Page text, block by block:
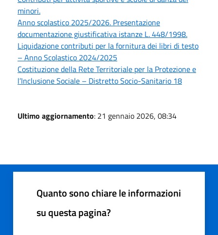
minori.
Anno scolastico 2025/2026. Presentazione
documentazione giustificativa istanze L. 448/1998.
Liquidazione contributi per la fornitura dei libri di testo
– Anno Scolastico 2024/2025
Costituzione della Rete Territoriale per la Protezione e
l’Inclusione Sociale – Distretto Socio-Sanitario 18
Ultimo aggiornamento: 21 gennaio 2026, 08:34
Quanto sono chiare le informazioni
su questa pagina?